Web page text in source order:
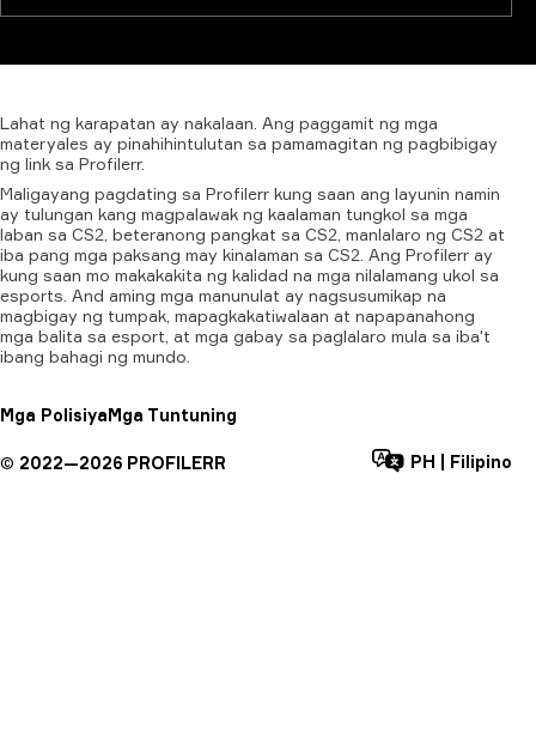
Lahat ng karapatan ay nakalaan. Ang paggamit ng mga
materyales ay pinahihintulutan sa pamamagitan ng pagbibigay
ng link sa Profilerr.
Maligayang pagdating sa Profilerr kung saan ang layunin namin
ay tulungan kang magpalawak ng kaalaman tungkol sa mga
laban sa CS2, beteranong pangkat sa CS2, manlalaro ng CS2 at
iba pang mga paksang may kinalaman sa CS2. Ang Profilerr ay
kung saan mo makakakita ng kalidad na mga nilalamang ukol sa
esports. And aming mga manunulat ay nagsusumikap na
magbigay ng tumpak, mapagkakatiwalaan at napapanahong
mga balita sa esport, at mga gabay sa paglalaro mula sa iba't
ibang bahagi ng mundo.
Mga PolisiyaMga Tuntuning
© 2022—2026 PROFILERR PH Filipino